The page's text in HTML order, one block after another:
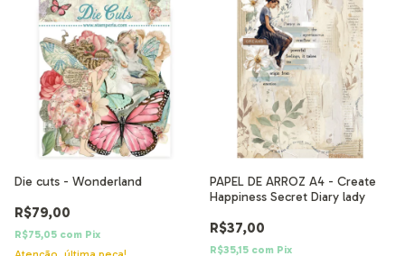
Die cuts - Wonderland
R$79,00
R$75,05 com Pix
PAPEL DE ARROZ A4 - Create
Happiness Secret Diary lady
R$37,00
R$35,15 com Pix